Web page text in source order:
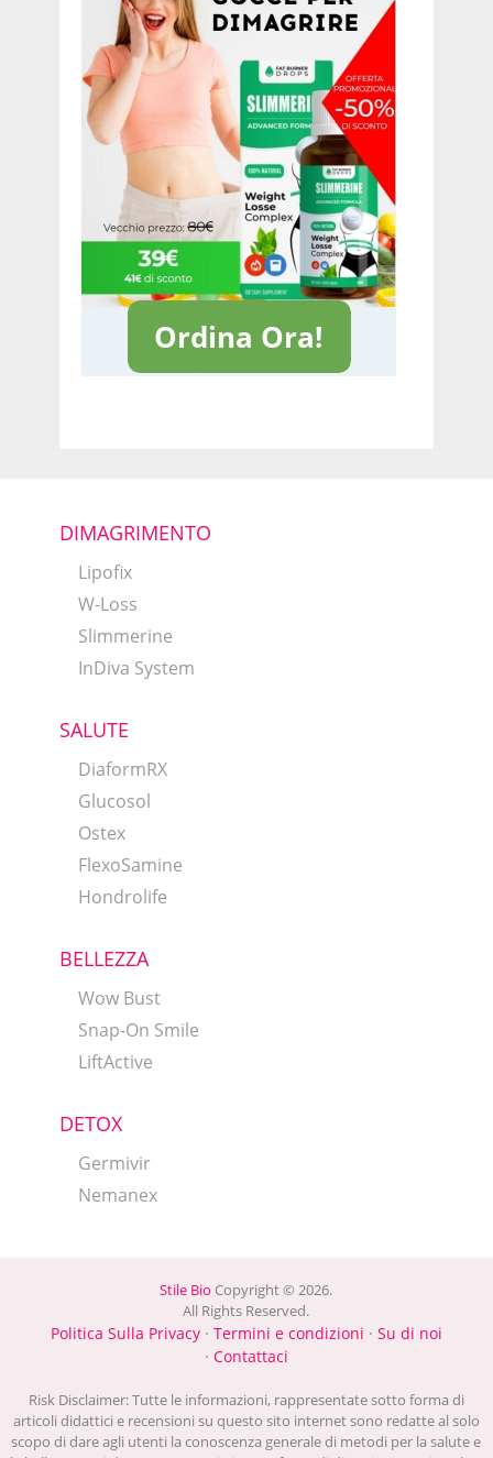
DIMAGRIMENTO
Lipofix
W-Loss
Slimmerine
InDiva System
SALUTE
DiaformRX
Glucosol
Ostex
FlexoSamine
Hondrolife
BELLEZZA
Wow Bust
Snap-On Smile
LiftActive
DETOX
Germivir
Nemanex
Stile Bio Copyright © 2026.
All Rights Reserved.
Politica Sulla Privacy· Termini e condizioni · Su di noi
· Contattaci
Risk Disclaimer: Tutte le informazioni, rappresentate sotto forma di
articoli didattici e recensioni su questo sito internet sono redatte al solo
scopo di dare agli utenti la conoscenza generale di metodi per la salute e